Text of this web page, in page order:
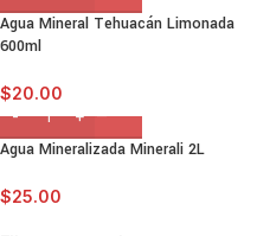
Agua Mineral Tehuacán Limonada
600ml
$20.00
Agua Mineralizada Minerali 2L
$25.00